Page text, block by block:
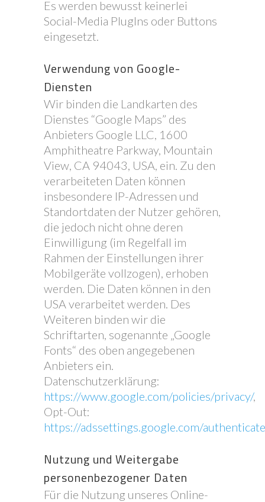
Es werden bewusst keinerlei
Social-Media PlugIns oder Buttons
eingesetzt.
Verwendung von Google-
Diensten
Wir binden die Landkarten des
Dienstes “Google Maps” des
Anbieters Google LLC, 1600
Amphitheatre Parkway, Mountain
View, CA 94043, USA, ein. Zu den
verarbeiteten Daten können
insbesondere IP-Adressen und
Standortdaten der Nutzer gehören,
die jedoch nicht ohne deren
Einwilligung (im Regelfall im
Rahmen der Einstellungen ihrer
Mobilgeräte vollzogen), erhoben
werden. Die Daten können in den
USA verarbeitet werden. Des
Weiteren binden wir die
Schriftarten, sogenannte „Google
Fonts“ des oben angegebenen
Anbieters ein.
Datenschutzerklärung:
https://www.google.com/policies/privacy/,
Opt-Out:
https://adssettings.google.com/
Nutzung und Weitergabe
personenbezogener Daten
Für die Nutzung unseres Online-